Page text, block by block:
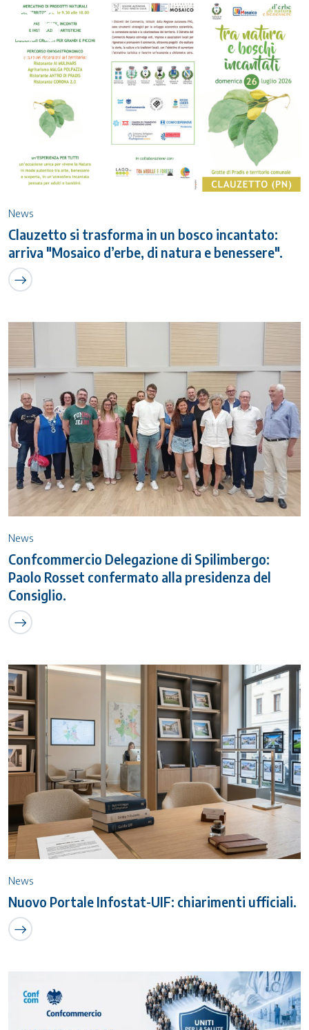
26
Luglio 2026
News
Clauzetto si trasforma in un bosco incantato:
arriva "Mosaico d’erbe, di natura e benessere".
News
Confcommercio Delegazione di Spilimbergo:
Paolo Rosset confermato alla presidenza del
Consiglio.
News
Nuovo Portale Infostat-UIF: chiarimenti ufficiali.